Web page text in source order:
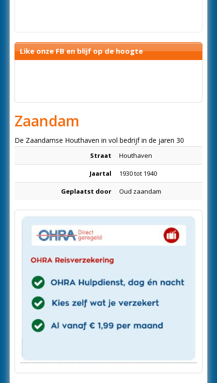
Like onze FB en blijf op de hoogte
Zaandam
De Zaandamse Houthaven in vol bedrijf in de jaren 30
Straat Houthaven
Jaartal 1930 tot 1940
Geplaatst door Oud zaandam